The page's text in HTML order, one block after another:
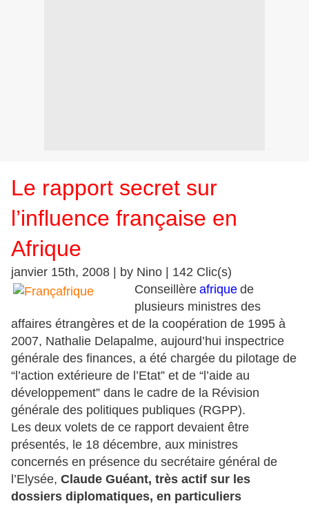
Le rapport secret sur
l’influence française en
Afrique
janvier 15th, 2008 | by Nino | 142 Clic(s)
Conseillère afrique de
plusieurs ministres des
affaires étrangères et de la coopération de 1995 à
2007, Nathalie Delapalme, aujourd’hui inspectrice
générale des finances, a été chargée du pilotage de
“l’action extérieure de l’Etat” et de “l’aide au
développement” dans le cadre de la Révision
générale des politiques publiques (RGPP).
Les deux volets de ce rapport devaient être
présentés, le 18 décembre, aux ministres
concernés en présence du secrétaire général de
l’Elysée, Claude Guéant, très actif sur les
dossiers diplomatiques, en particuliers